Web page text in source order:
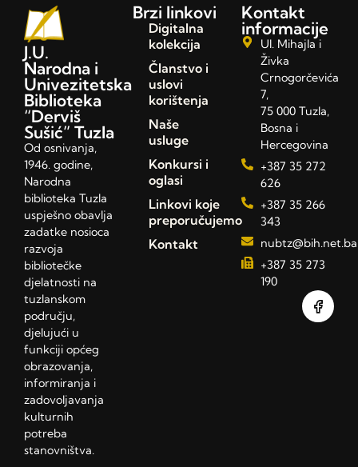
J.U.
Narodna i
Univezitetska
Biblioteka
“Derviš
Sušić” Tuzla
Od osnivanja,
1946. godine,
Narodna
biblioteka Tuzla
uspješno obavlja
zadatke nosioca
razvoja
bibliotečke
djelatnosti na
tuzlanskom
području,
djelujući u
funkciji općeg
obrazovanja,
informiranja i
zadovoljavanja
kulturnih
potreba
stanovništva.
Brzi linkovi
Digitalna
kolekcija
Članstvo i
uslovi
korištenja
Naše
usluge
Konkursi i
oglasi
Linkovi koje
preporučujemo
Kontakt
Kontakt
informacije
Ul. Mihajla i
Živka
Crnogorčevića
7,
75 000 Tuzla,
Bosna i
Hercegovina
+387 35 272
626
+387 35 266
343
nubtz@bih.net.ba
+387 35 273
190